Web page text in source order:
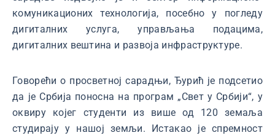
комуникационих технологија, посебно у погледу
дигиталних услуга, управљања подацима,
дигиталних вештина и развоја инфраструктуре.
Говорећи о просветној сарадњи, Ђурић је подсетио
да је Србија поносна на програм „Свет у Србији“, у
оквиру којег студенти из више од 120 земаља
студирају у нашој земљи. Истакао је спремност